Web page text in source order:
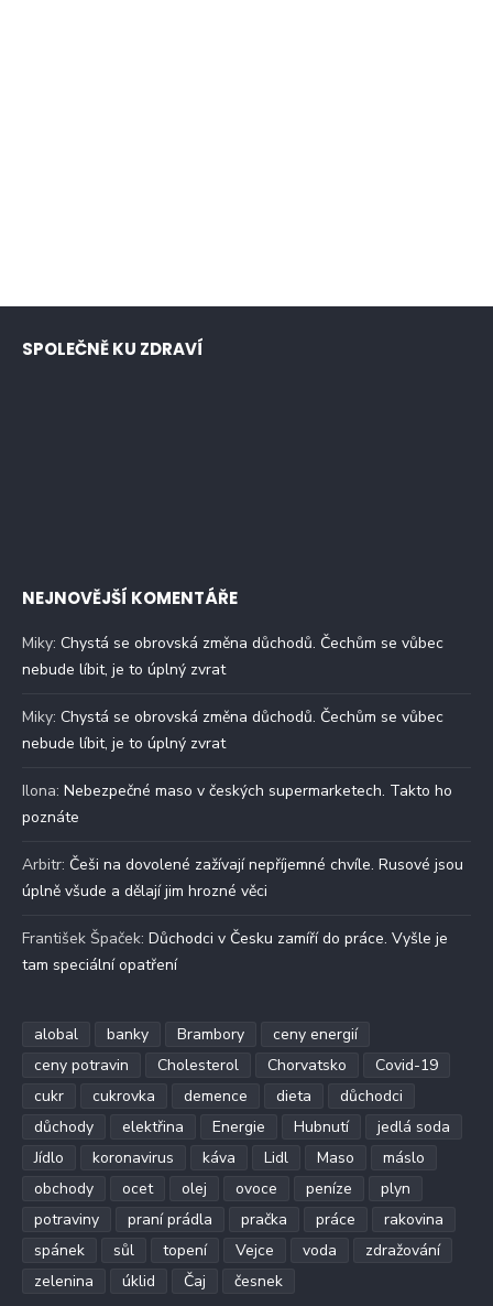
SPOLEČNĚ KU ZDRAVÍ
NEJNOVĚJŠÍ KOMENTÁŘE
Miky: Chystá se obrovská změna důchodů. Čechům se vůbec
nebude líbit, je to úplný zvrat
Miky: Chystá se obrovská změna důchodů. Čechům se vůbec
nebude líbit, je to úplný zvrat
Ilona: Nebezpečné maso v českých supermarketech. Takto ho
poznáte
Arbitr: Češi na dovolené zažívají nepříjemné chvíle. Rusové jsou
úplně všude a dělají jim hrozné věci
František Špaček: Důchodci v Česku zamíří do práce. Vyšle je
tam speciální opatření
alobal banky Brambory
ceny energií
ceny potravin
Cholesterol Chorvatsko
Covid-19
cukr
cukrovka demence dieta
důchodci
důchody
elektřina Energie Hubnutí
jedlá soda
Jídlo
koronavirus káva Lidl Maso
máslo
obchody
ocet olej ovoce peníze
plyn
potraviny
praní prádla pračka práce
rakovina
spánek
sůl topení Vejce voda
zdražování
zelenina
úklid Čaj česnek